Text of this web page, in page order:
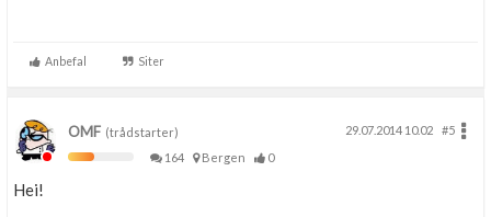
Anbefal Siter
OMF (trådstarter) 29.07.2014 10.02
#5
164
Bergen 0
Hei!